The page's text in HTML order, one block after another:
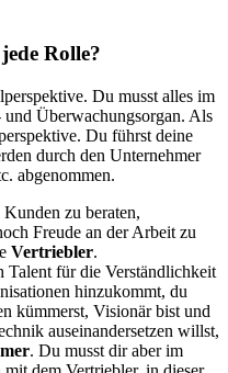
Rolle?
Du musst alles im
Überwachungsorgan. Als
Du führst deine
durch den Unternehmer
abgenommen.
zu beraten,
Freude an der Arbeit zu
Vertriebler.
Talent für die Verständlichkeit
hinzukommt, du
kümmerst, Visionär bist und
auseinandersetzen willst,
. Du musst dir aber im